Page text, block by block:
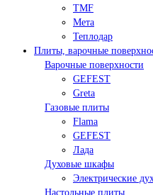
TMF
Мета
Теплодар
Плиты, варочные
Варочные поверхности
GEFEST
Greta
Газовые плиты
Flama
GEFEST
Лада
Духовые шкафы
Электрические
Настольные плиты